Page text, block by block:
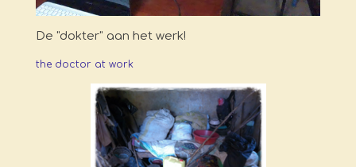
De "dokter" aan het werk!
the doctor at work